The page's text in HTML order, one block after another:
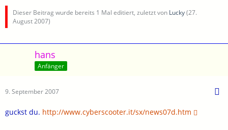
Dieser Beitrag wurde bereits 1 Mal editiert, zuletzt von Lucky(27.
August 2007)
hans
Anfänger
9. September 2007
guckst du. http://www.cyberscooter.it/sx/news07d.htm